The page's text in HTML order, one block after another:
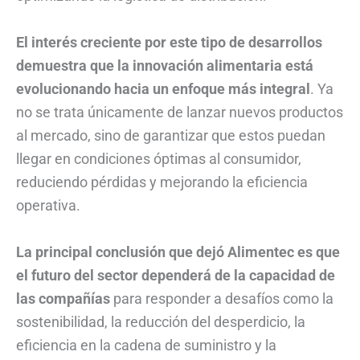
El interés creciente por este tipo de desarrollos
demuestra que la innovación alimentaria está
evolucionando hacia un enfoque más integral . Ya
no se trata únicamente de lanzar nuevos productos
al mercado, sino de garantizar que estos puedan
llegar en condiciones óptimas al consumidor,
reduciendo pérdidas y mejorando la eficiencia
operativa.
La principal conclusión que dejó Alimentec es que
el futuro del sector dependerá de la capacidad de
las compañías para responder a desafíos como la
sostenibilidad, la reducción del desperdicio, la
eficiencia en la cadena de suministro y la